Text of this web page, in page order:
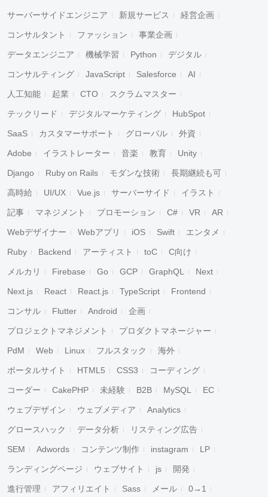
サーバーサイドエンジニア 新規サービス 経営企画
コンサルタント ファッション 事業企画
データエンジニア 機械学習 Python デジタル
コンサルティング JavaScript Salesforce AI
人工知能 起業 CTO スクラムマスター
テックリード デジタルマーケティング HubSpot
SaaS カスタマーサポート グローバル 外資
Adobe イラストレーター 音楽 教育 Unity
Django Ruby on Rails モダンな技術 長期継続も可
高時給 UI/UX Vue.js サーバーサイド イラスト
記事 マネジメント プロモーション C# VR AR
Webデザイナー Webアプリ iOS Swift エンタメ
Ruby Backend アーティスト toC C向け
メルカリ Firebase Go GCP GraphQL Next
Next.js React React.js TypeScript Frontend
コンサル Flutter Android 企画
プロジェクトマネジメント プロダクトマネージャー
PdM Web Linux フルスタック 海外
ポータルサイト HTML5 CSS3 コーディング
コーダー CakePHP 未経験 B2B MySQL EC
ウェブデザイン ウェブメディア Analytics
グロースハック データ分析 リスティング広告
SEM Adwords コンテンツ制作 instagram LP
ランディングページ ウェブサイト js 開発
進行管理 アフィリエイト Sass メール 0→1